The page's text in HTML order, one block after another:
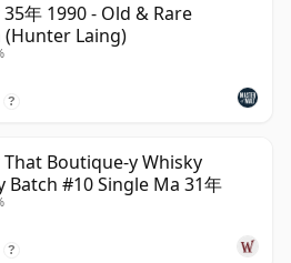
年 1990 - Old & Rare
Laing)
?
Boutique-y Whisky
Batch #10 Single Ma 31年
?